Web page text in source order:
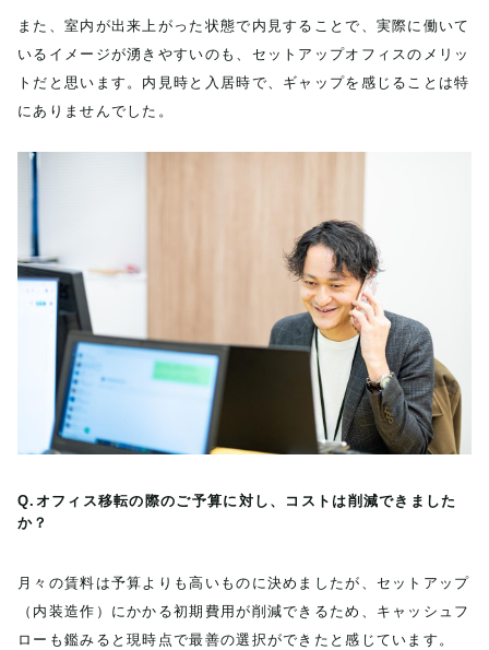
また、室内が出来上がった状態で内見することで、実際に働いて
いるイメージが湧きやすいのも、セットアップオフィスのメリッ
トだと思います。内見時と入居時で、ギャップを感じることは特
にありませんでした。
Q.オフィス移転の際のご予算に対し、コストは削減できました
か？
月々の賃料は予算よりも高いものに決めましたが、セットアップ
（内装造作）にかかる初期費用が削減できるため、キャッシュフ
ローも鑑みると現時点で最善の選択ができたと感じています。